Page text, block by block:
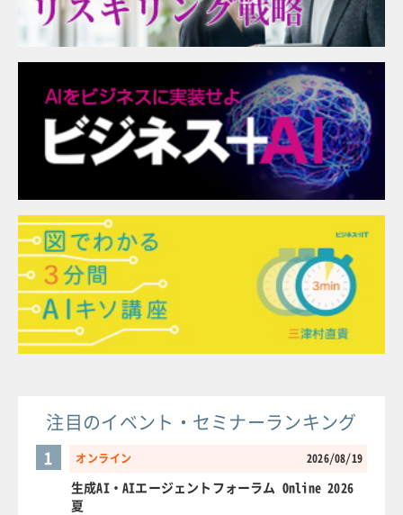
注目のイベント・セミナーランキング
オンライン 2026/08/19
1
生成AI・AIエージェントフォーラム Online 2026
夏